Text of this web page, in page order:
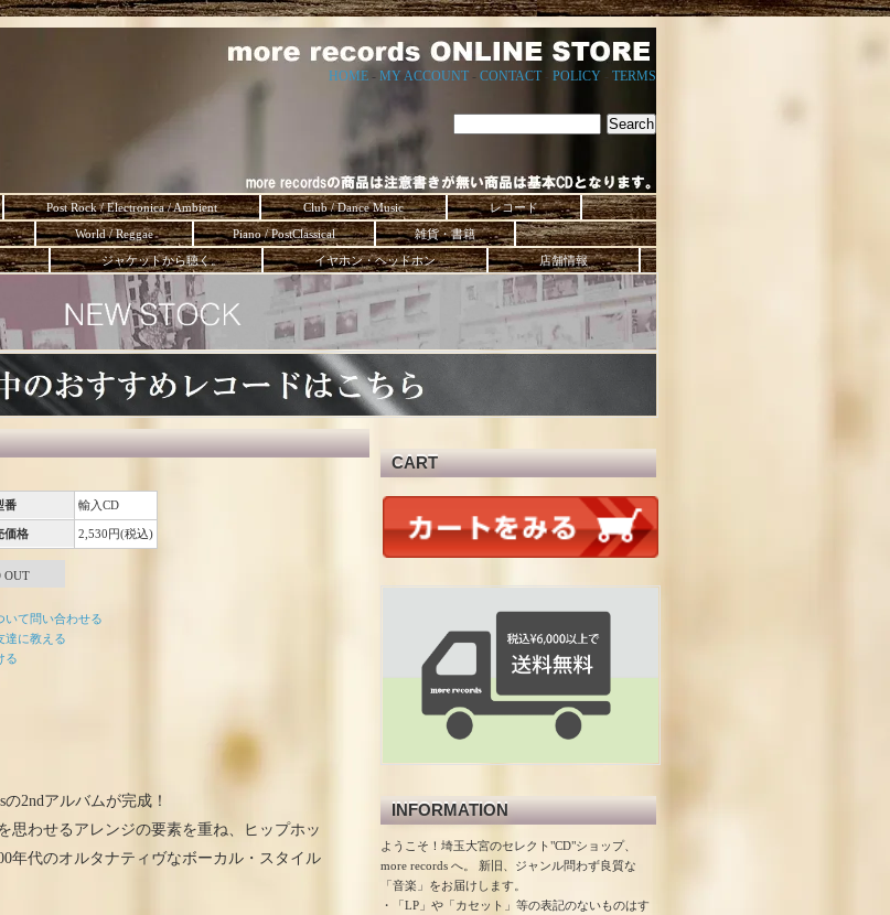
HOME - MY ACCOUNT - CONTACT- POLICY TERMS
Post Rock / Electronica / Ambient Club / Dance Music
レコード
World / Reggae Piano / PostClassical
雑貨・書籍
ジャケットから聴く。 イヤホン・ヘッドホン 店舗情報
番 輸入CD
価格 2,530円(税込)
OUT
いて問い合わせる
達に教える
る
2ndアルバムが完成！
思わせるアレンジの要素を重ね、ヒップホッ
年代のオルタナティヴなボーカル・スタイル
CART
INFORMATION
ようこそ！埼玉大宮のセレクト"CD"ショップ、
more records へ。 新旧、ジャンル問わず良質な
「音楽」をお届けします。
・「LP」や「カセット」等の表記のないものはす